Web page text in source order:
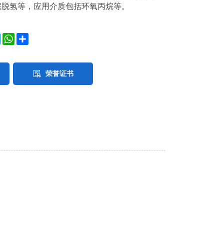
氢等，应用介质包括环氧丙烷等。
LinkedInWhatsApp
荣誉证书